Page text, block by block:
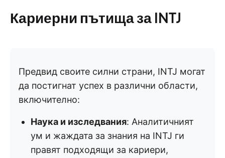
Кариерни пътища за INTJ
Предвид своите силни страни, INTJ могат
да постигнат успех в различни области,
включително:
Наука и изследвания: Аналитичният
ум и жаждата за знания на INTJ ги
правят подходящи за кариери,